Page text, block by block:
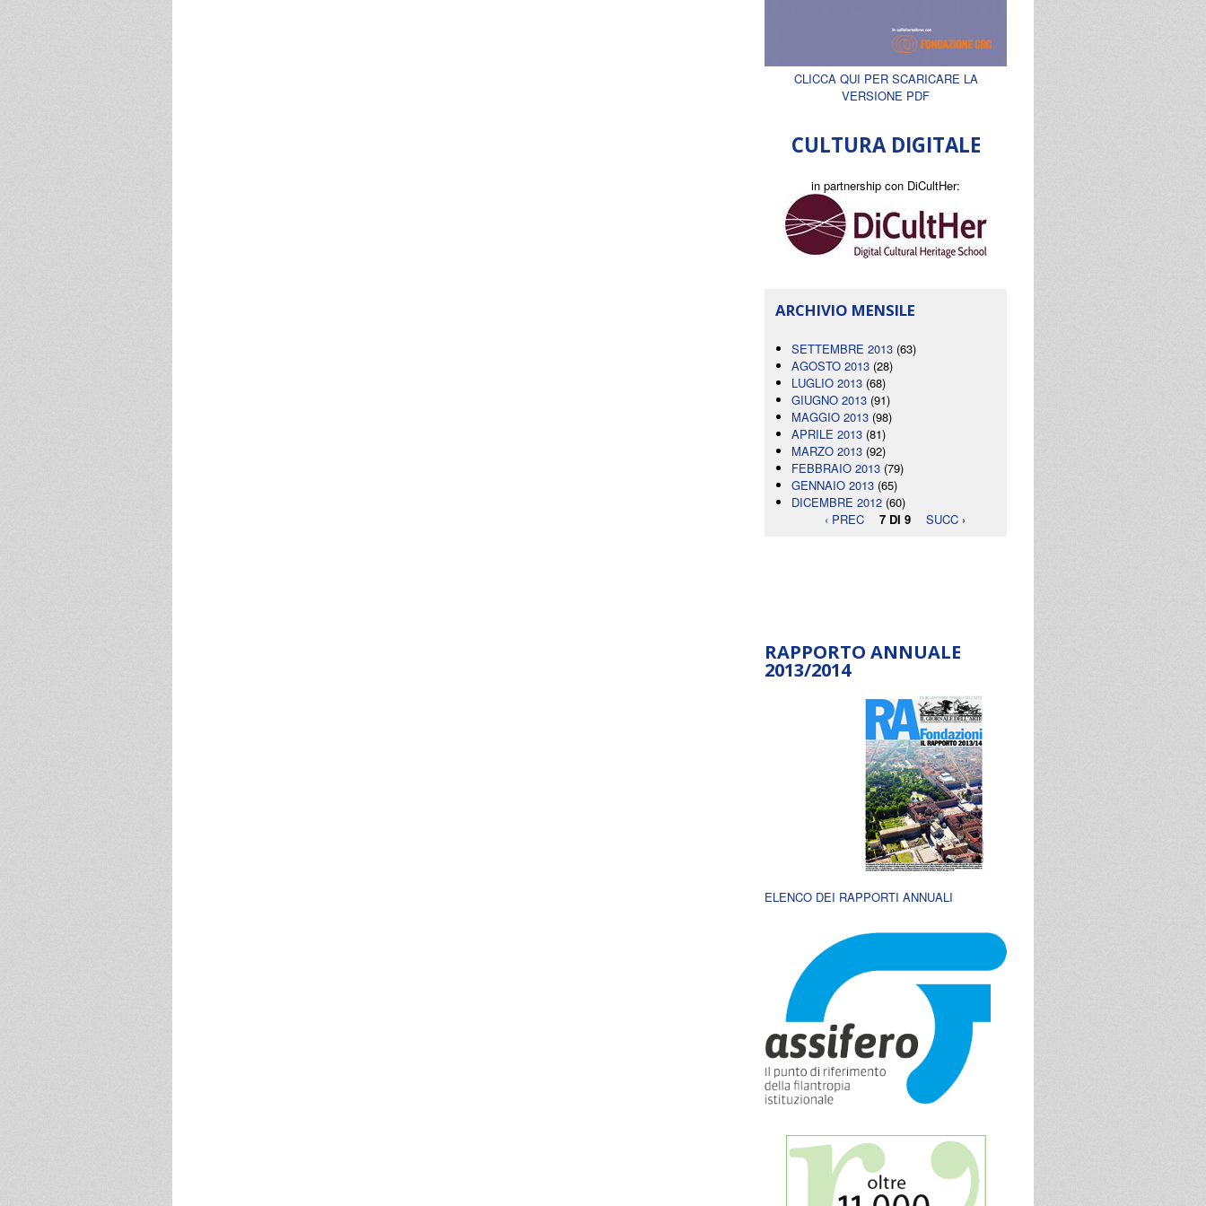
CLICCA QUI PER SCARICARE LA
VERSIONE PDF
CULTURA DIGITALE
in partnership con DiCultHer:
ARCHIVIO MENSILE
SETTEMBRE 2013 (63)
AGOSTO 2013 (28)
LUGLIO 2013 (68)
GIUGNO 2013 (91)
MAGGIO 2013 (98)
APRILE 2013 (81)
MARZO 2013 (92)
FEBBRAIO 2013 (79)
GENNAIO 2013 (65)
DICEMBRE 2012 (60)
‹ PREC
7 DI 9 SUCC ›
RAPPORTO ANNUALE
2013/2014
ELENCO DEI RAPPORTI ANNUALI